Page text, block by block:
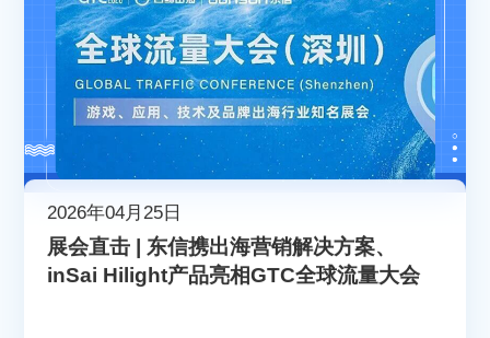
2026年04月25日
展会直击 | 东信携出海营销解决方案、
inSai Hilight产品亮相GTC全球流量大会